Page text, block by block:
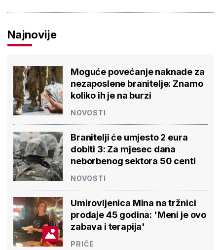
Najnovije
Moguće povećanje naknade za
nezaposlene branitelje: Znamo
koliko ih je na burzi
NOVOSTI
Branitelji će umjesto 2 eura
dobiti 3: Za mjesec dana
neborbenog sektora 50 centi
NOVOSTI
Umirovljenica Mina na tržnici
prodaje 45 godina: 'Meni je ovo
zabava i terapija'
PRIČE